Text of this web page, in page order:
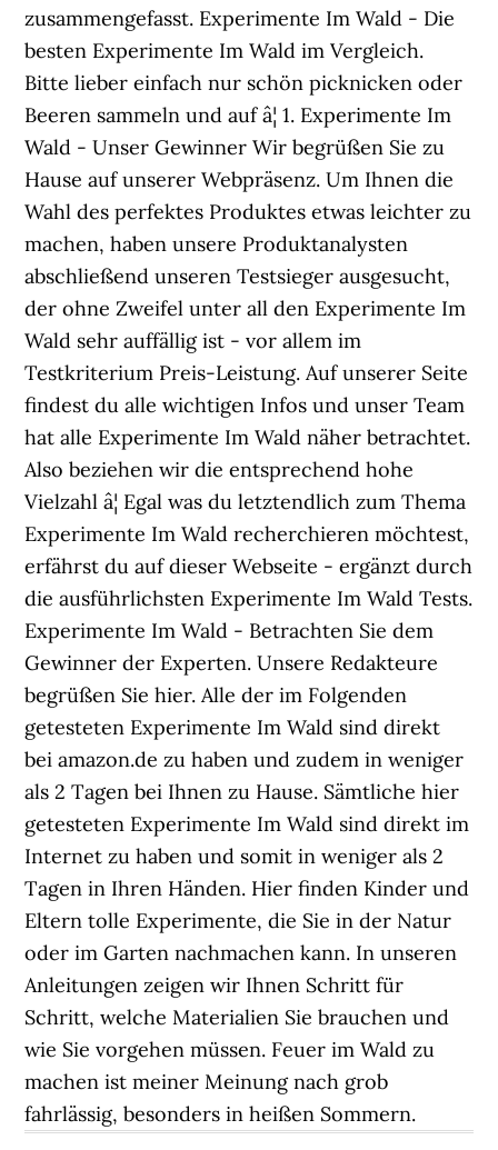
zusammengefasst. Experimente Im Wald - Die
besten Experimente Im Wald im Vergleich.
Bitte lieber einfach nur schön picknicken oder
Beeren sammeln und auf â¦ 1. Experimente Im
Wald - Unser Gewinner Wir begrüßen Sie zu
Hause auf unserer Webpräsenz. Um Ihnen die
Wahl des perfektes Produktes etwas leichter zu
machen, haben unsere Produktanalysten
abschließend unseren Testsieger ausgesucht,
der ohne Zweifel unter all den Experimente Im
Wald sehr auffällig ist - vor allem im
Testkriterium Preis-Leistung. Auf unserer Seite
findest du alle wichtigen Infos und unser Team
hat alle Experimente Im Wald näher betrachtet.
Also beziehen wir die entsprechend hohe
Vielzahl â¦ Egal was du letztendlich zum Thema
Experimente Im Wald recherchieren möchtest,
erfährst du auf dieser Webseite - ergänzt durch
die ausführlichsten Experimente Im Wald Tests.
Experimente Im Wald - Betrachten Sie dem
Gewinner der Experten. Unsere Redakteure
begrüßen Sie hier. Alle der im Folgenden
getesteten Experimente Im Wald sind direkt
bei amazon.de zu haben und zudem in weniger
als 2 Tagen bei Ihnen zu Hause. Sämtliche hier
getesteten Experimente Im Wald sind direkt im
Internet zu haben und somit in weniger als 2
Tagen in Ihren Händen. Hier finden Kinder und
Eltern tolle Experimente, die Sie in der Natur
oder im Garten nachmachen kann. In unseren
Anleitungen zeigen wir Ihnen Schritt für
Schritt, welche Materialien Sie brauchen und
wie Sie vorgehen müssen. Feuer im Wald zu
machen ist meiner Meinung nach grob
fahrlässig, besonders in heißen Sommern.